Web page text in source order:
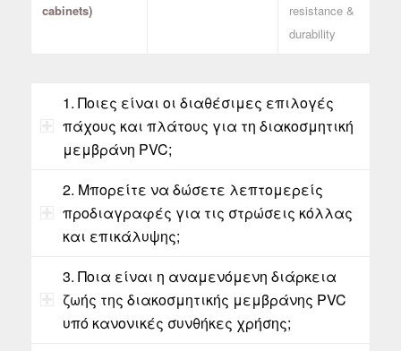
cabinets)
resistance &
durability
1. Ποιες είναι οι διαθέσιμες επιλογές
πάχους και πλάτους για τη διακοσμητική
μεμβράνη PVC;
2. Μπορείτε να δώσετε λεπτομερείς
προδιαγραφές για τις στρώσεις κόλλας
και επικάλυψης;
3. Ποια είναι η αναμενόμενη διάρκεια
ζωής της διακοσμητικής μεμβράνης PVC
υπό κανονικές συνθήκες χρήσης;